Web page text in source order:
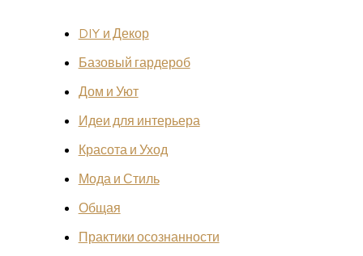
DIY и Декор
Базовый гардероб
Дом и Уют
Идеи для интерьера
Красота и Уход
Мода и Стиль
Общая
Практики осознанности